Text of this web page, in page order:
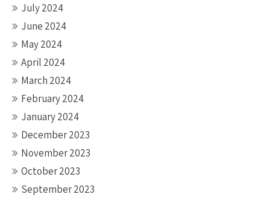
July 2024
June 2024
May 2024
April 2024
March 2024
February 2024
January 2024
December 2023
November 2023
October 2023
September 2023